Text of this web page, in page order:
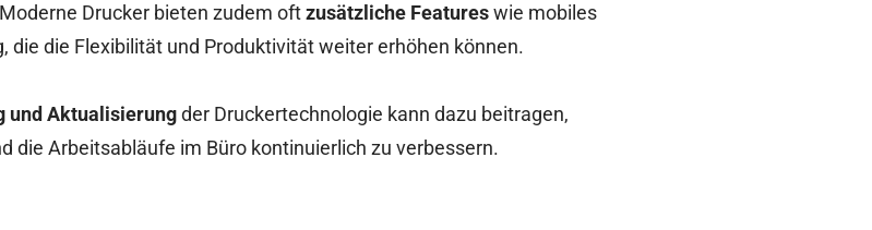
Drucker bieten zudem oftzusätzliche Featureswie mobiles
die die Flexibilität und Produktivität weiter erhöhen können.
und Aktualisierungder Druckertechnologie kann dazu beitragen,
die Arbeitsabläufe im Büro kontinuierlich zu verbessern.